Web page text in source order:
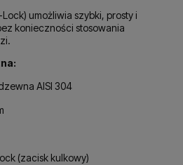
umożliwia szybki, prosty i
konieczności stosowania
AISI 304
(zacisk kulkowy)